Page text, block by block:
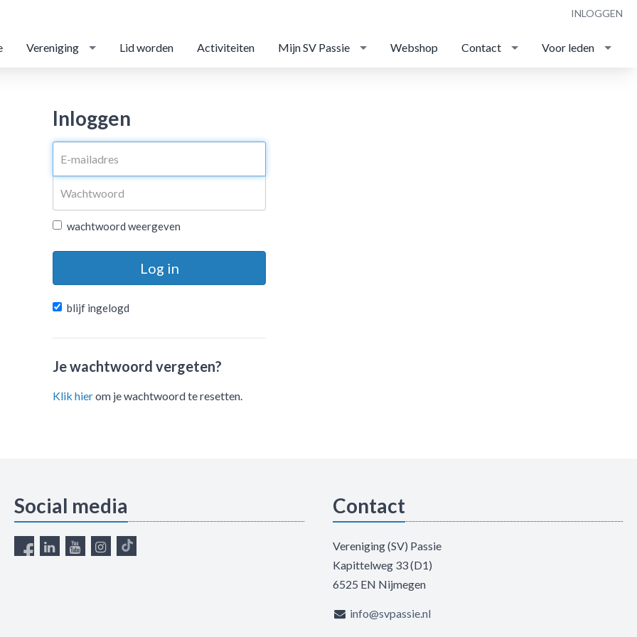
INLOGGEN
Vereniging Lid worden Activiteiten Mijn SV Passie Webshop Contact Voor leden
Inloggen
wachtwoord weergeven
Log in
blijf ingelogd
Je wachtwoord vergeten?
Klik hierom je wachtwoord te resetten.
Social media Contact
Vereniging (SV) Passie
Kapittelweg 33 (D1)
6525 EN Nijmegen
info@svpassie.nl